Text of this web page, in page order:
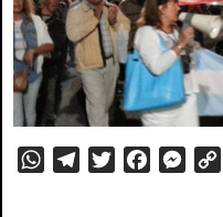
WhatsApp
TelegramTwitterFacebook